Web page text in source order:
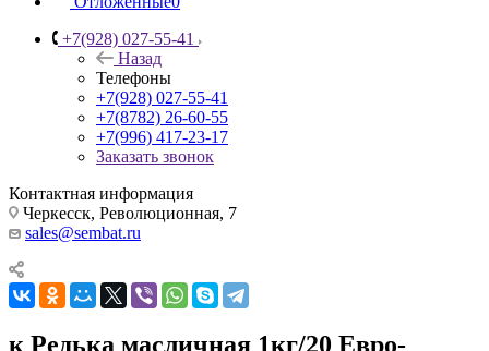
+7(928) 027-55-41
Назад
Телефоны
+7(928) 027-55-41
+7(8782) 26-60-55
+7(996) 417-23-17
Заказать звонок
Контактная информация
Черкесск, Революционная, 7
sales@sembat.ru
к Редька масличная 1кг/20 Евро-